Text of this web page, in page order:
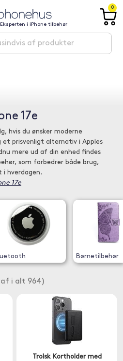
Eksperten i iPhone tilbehør
0
17e
hvis du ønsker moderne
et prisvenligt alternativ i Apples
mere ud af din enhed findes
som forbedrer både brug,
i hverdagen.
17e
Børnetilbehør
af i alt 964)
Trolsk Kortholder med